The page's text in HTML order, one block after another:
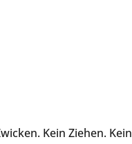
Kein Ziehen. Kein